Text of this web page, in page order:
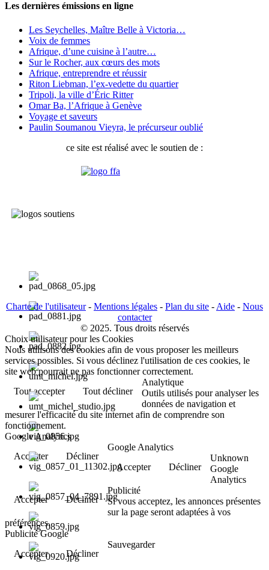
Les dernières émissions en ligne
Les Seychelles, Maître Belle à Victoria…
Voix de femmes
Afrique, d’une cuisine à l’autre…
Sur le Rocher, aux cœurs des mots
Afrique, entreprendre et réussir
Riton Liebman, l’ex-vedette du quartier
Tripoli, la ville d’Éric Ritter
Omar Ba, l’Afrique à Genève
Voyage et saveurs
Paulin Soumanou Vieyra, le précurseur oublié
ce site est réalisé avec le soutien de :
Charte de l'utilisateur- Mentions légales - Plan du site - Aide - Nous
contacter
© 2025. Tous droits réservés
Choix utilisateur pour les Cookies
Nous utilisons des cookies afin de vous proposer les meilleurs
services possibles. Si vous déclinez l'utilisation de ces cookies, le
site web pourrait ne pas fonctionner correctement.
Tout accepter
Tout décliner
Analytique
Outils utilisés pour analyser les
données de navigation et
mesurer l'efficacité du site internet afin de comprendre son
fonctionnement.
Google Analytics
Accepter
Décliner
Google Analytics
Accepter
Décliner
Unknown
Google
Analytics
Accepter
Décliner
Publicité
Si vous acceptez, les annonces présentes
sur la page seront adaptées à vos
préférences.
Publicité Google
Accepter
Décliner
Sauvegarder